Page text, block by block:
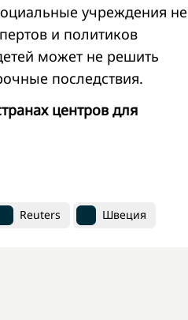
учреждения не
и политиков
может не решить
последствия.
центров для
Reuters Швеция